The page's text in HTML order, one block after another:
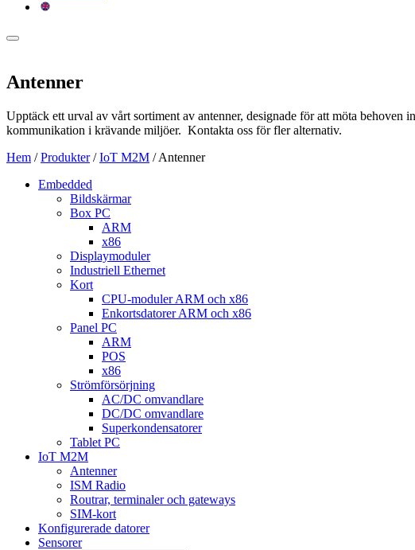
Antenner
Upptäck ett urval av vårt sortiment av antenner, designade för att möta
kommunikation i krävande miljöer. Kontakta oss för fler alternativ.
Hem /Produkter/IoT M2M /Antenner
Embedded
Bildskärmar
Box PC
ARM
x86
Displaymoduler
Industriell Ethernet
Kort
CPU-moduler ARM och x86
Enkortsdatorer ARM och x86
Panel PC
ARM
POS
x86
Strömförsörjning
AC/DC omvandlare
DC/DC omvandlare
Superkondensatorer
Tablet PC
IoT M2M
Antenner
ISM Radio
Routrar, terminaler och gateways
SIM-kort
Konfigurerade datorer
Sensorer